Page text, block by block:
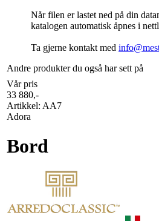
Når filen er lastet ned på din
katalogen automatisk åpnes i
Ta gjerne kontakt med
Andre produkter du også har sett på
Vår pris
33 880,-
Artikkel: AA7
Adora
Bord